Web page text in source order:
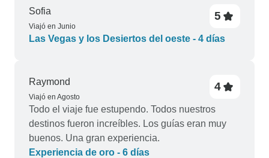
Sofia
Viajó en Junio
5
Las Vegas y los Desiertos del oeste - 4 días
Raymond
Viajó en Agosto
4
Todo el viaje fue estupendo. Todos nuestros
destinos fueron increíbles. Los guías eran muy
buenos. Una gran experiencia.
Experiencia de oro - 6 días